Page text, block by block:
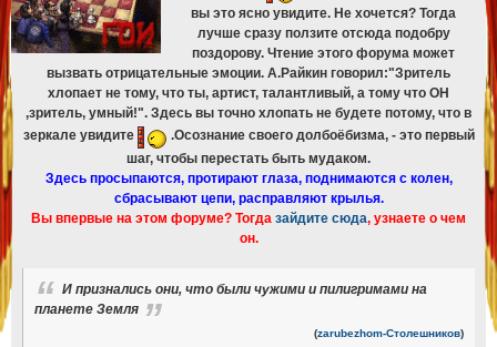
вы это ясно увидите. Не хочется? Тогда
лучше сразу ползите отсюда подобру
поздорову. Чтение этого форума может
вызвать отрицательные эмоции. А.Райкин говорил:"Зритель
хлопает не тому, что ты, артист, талантливый, а тому что ОН
,зритель, умный!". Здесь вы точно хлопать не будете потому, что в
зеркале увидите
.Осознание своего долбоёбизма, - это первый
шаг, чтобы перестать быть мудаком.
Здесь просыпаются, протирают глаза, поднимаются с колен,
сбрасывают цепи, расправляют крылья.
Вы впервые на этом форуме? Тогда зайдите сюда, узнаете о чем
он.
И признались они, что были чужими и пилигримами на
планете Земля
(zarubezhom-Столешников)